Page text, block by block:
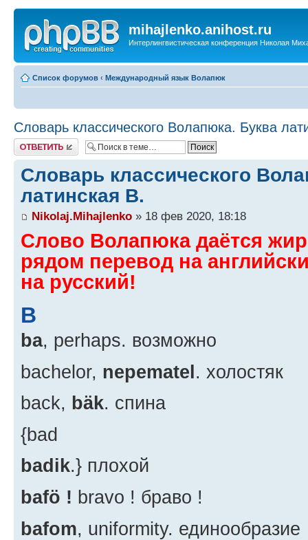
mihajlenko.anihost.ru
Интерлингвистическая конференция Николая
Список форумов ‹ Международный язык Волапюк
Словарь классического Волапюка. Буква
Ответить
Словарь классического
латинская B.
Nikolaj.Mihajlenko » 18 фев 2020, 18:18
Слово Волапюка даётся
рядом перевод на
на русский!
B
ba, perhaps. возможно
bachelor, nepematel. холостяк
back, bäk. спина
{bad
badik.} плохой
bafö ! bravo ! браво !
bafom, uniformity. единообразие